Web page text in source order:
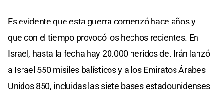
Es evidente que esta guerra comenzó hace años y
que con el tiempo provocó los hechos recientes. En
Israel, hasta la fecha hay 20.000 heridos de. Irán lanzó
a Israel 550 misiles balísticos y a los Emiratos Árabes
Unidos 850, incluidas las siete bases estadounidenses